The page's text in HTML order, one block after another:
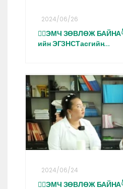
2024/06/26
👩‍⚕️ЭМЧ ЗӨВЛӨЖ
ийн ЭГЗНСТасгийн...
2024/06/24
👩‍⚕️ЭМЧ ЗӨВЛӨЖ